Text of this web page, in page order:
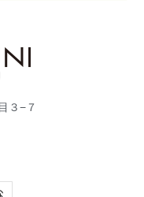
３−７